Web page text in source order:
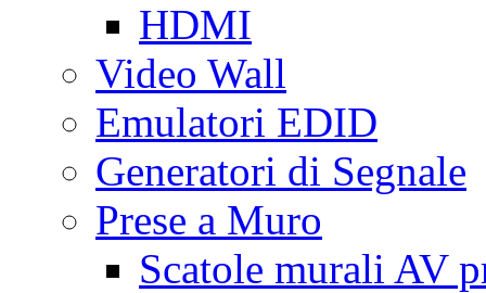
HDMI
Video Wall
Emulatori EDID
Generatori di Segnale
Prese a Muro
Scatole murali AV